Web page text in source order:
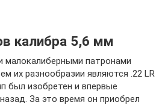
калибра 5,6 мм
патронами
их разнообразии являются .22 LR
был изобретен и впервые
За это время он приобрел